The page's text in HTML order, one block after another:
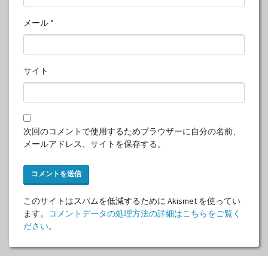
メール *
サイト
次回のコメントで使用するためブラウザーに自分の名前、
メールアドレス、サイトを保存する。
このサイトはスパムを低減するために Akismet を使ってい
ます。
コメントデータの処理方法の詳細はこちらをご覧く
ださい。